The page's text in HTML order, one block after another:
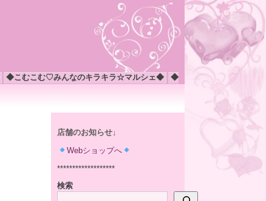
◆こむこむ♡みんなのキラキラ☆マルシェ◆
◆
店舗のお知らせ↓
Webショップへ
*******************
検索